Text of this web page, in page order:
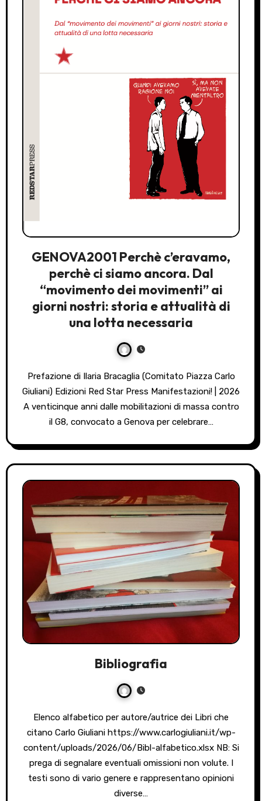
GENOVA2001 Perchè c’eravamo,
perchè ci siamo ancora. Dal
“movimento dei movimenti” ai
giorni nostri: storia e attualità di
una lotta necessaria
Prefazione di Ilaria Bracaglia (Comitato Piazza Carlo
Giuliani) Edizioni Red Star Press Manifestazioni! | 2026
A venticinque anni dalle mobilitazioni di massa contro
il G8, convocato a Genova per celebrare…
Bibliografia
Elenco alfabetico per autore/autrice dei Libri che
citano Carlo Giuliani https://www.carlogiuliani.it/wp-
content/uploads/2026/06/Bibl-alfabetico.xlsx NB: Si
prega di segnalare eventuali omissioni non volute. I
testi sono di vario genere e rappresentano opinioni
diverse…